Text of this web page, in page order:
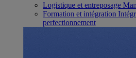
Logistique et entreposage
Formation et intégration
perfectionnement